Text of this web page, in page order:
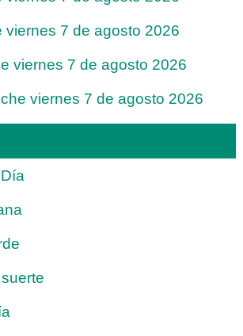
viernes 7 de agosto 2026
viernes 7 de agosto 2026
viernes 7 de agosto 2026